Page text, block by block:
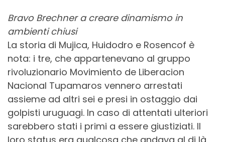
Bravo Brechner a creare dinamismo in
ambienti chiusi
La storia di Mujica, Huidodro e Rosencof è
nota: i tre, che appartenevano al gruppo
rivoluzionario Movimiento de Liberacion
Nacional Tupamaros vennero arrestati
assieme ad altri sei e presi in ostaggio dai
golpisti uruguagi. In caso di attentati ulteriori
sarebbero stati i primi a essere giustiziati. Il